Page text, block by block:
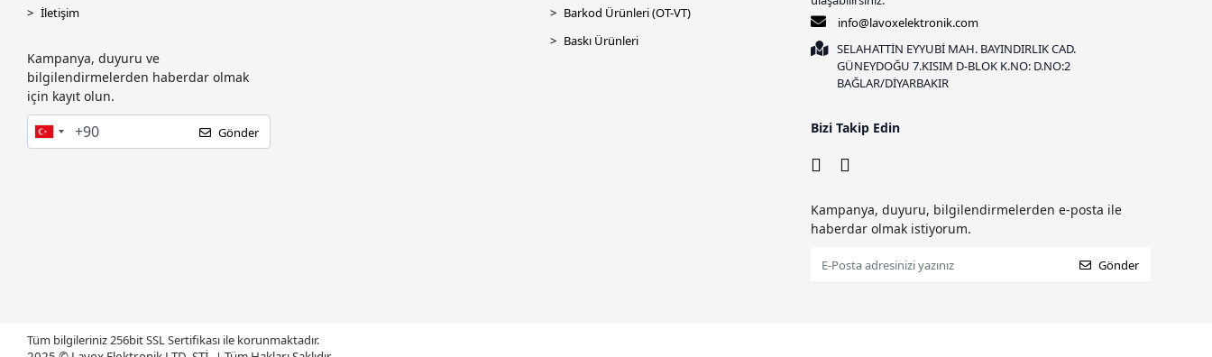
İletişim
Kampanya, duyuru ve
bilgilendirmelerden haberdar olmak
için kayıt olun.
Gönder
Barkod Ürünleri (OT-VT)
Baskı Ürünleri
info@lavoxelektronik.com
SELAHATTİN EYYUBİ MAH. BAYINDIRLIK CAD.
GÜNEYDOĞU 7.KISIM D-BLOK K.NO: D.NO:2
BAĞLAR/DİYARBAKIR
Bizi Takip Edin
Kampanya, duyuru, bilgilendirmelerden e-posta ile
haberdar olmak istiyorum.
Gönder
Tüm bilgileriniz 256bit SSL Sertifikası ile korunmaktadır.